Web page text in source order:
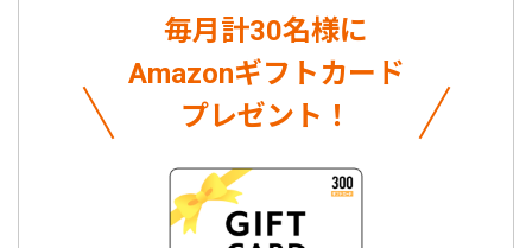
毎月計30名様に
Amazonギフトカード
プレゼント！